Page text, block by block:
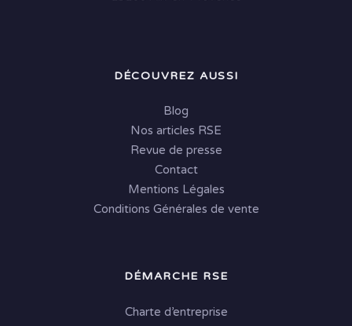
DÉCOUVREZ AUSSI
Blog
Nos articles RSE
Revue de presse
Contact
Mentions Légales
Conditions Générales de vente
DÉMARCHE RSE
Charte d’entreprise